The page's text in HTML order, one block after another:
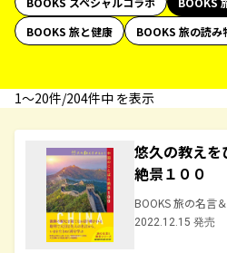
BOOKS 旅と健康
BOOKS 旅の読み
1〜20件/204件中 を表示
悠久の教えを
絶景１００
BOOKS 旅の名言
2022.12.15 発売